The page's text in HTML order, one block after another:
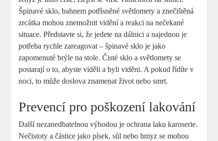
Špinavé sklo, bahnem potřísněné světlomety a znečištěná
zrcátka mohou znemožnit vidění a reakci na nečekané
situace. Představte si, že jedete na dálnici a najednou je
potřeba rychle zareagovat – špinavé sklo je jako
zapomenuté brýle na stole. Čisté sklo a světlomety se
postarají o to, abyste viděli a byli viděni. A pokud řídíte v
noci, to může doslova znamenat život nebo smrt.
Prevencí pro poškození lakování
Další nezanedbatelnou výhodou je ochrana laku karoserie.
Nečistoty a částice jako písek, sůl nebo hmyz se mohou